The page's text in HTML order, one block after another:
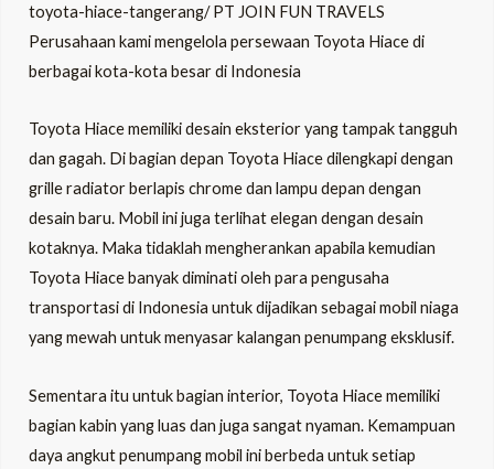
toyota-hiace-tangerang/ PT JOIN FUN TRAVELS
Perusahaan kami mengelola persewaan Toyota Hiace di
berbagai kota-kota besar di Indonesia
Toyota Hiace memiliki desain eksterior yang tampak tangguh
dan gagah. Di bagian depan Toyota Hiace dilengkapi dengan
grille radiator berlapis chrome dan lampu depan dengan
desain baru. Mobil ini juga terlihat elegan dengan desain
kotaknya. Maka tidaklah mengherankan apabila kemudian
Toyota Hiace banyak diminati oleh para pengusaha
transportasi di Indonesia untuk dijadikan sebagai mobil niaga
yang mewah untuk menyasar kalangan penumpang eksklusif.
Sementara itu untuk bagian interior, Toyota Hiace memiliki
bagian kabin yang luas dan juga sangat nyaman. Kemampuan
daya angkut penumpang mobil ini berbeda untuk setiap